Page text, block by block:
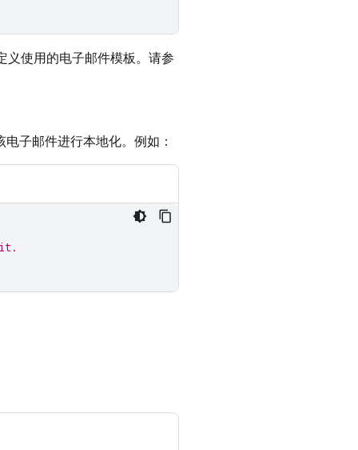
义使用的电子邮件模板。请参
子邮件进行本地化。例如：
it.